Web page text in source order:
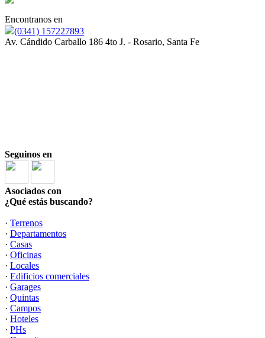
Encontranos en
(0341) 157227893
Av. Cándido Carballo 186 4to J. - Rosario, Santa Fe
Seguinos en
Asociados con
¿Qué estás buscando?
· Terrenos
· Departamentos
· Casas
· Oficinas
· Locales
· Edificios comerciales
· Garages
· Quintas
· Campos
· Hoteles
· PHs